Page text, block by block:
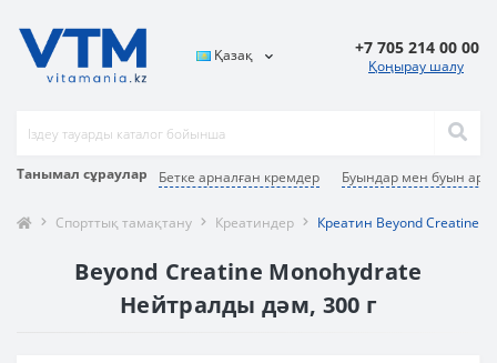
Танымал сұраулар Бетке арналған кремдер Буындар мен буын
Қазақ +7 705 214 00 00
Қоңырау шалу
Спорттық тамақтану Креатиндер Креатин Beyond Creatine
Beyond Creatine Monohydrate
Нейтралды дәм, 300 г